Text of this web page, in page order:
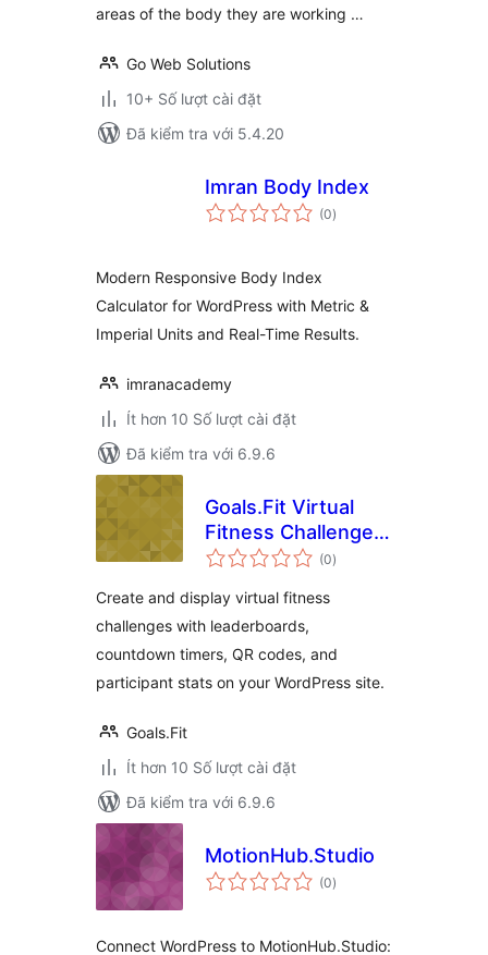
areas of the body they are working …
Go Web Solutions
10+ Số lượt cài đặt
Đã kiểm tra với 5.4.20
Imran Body Index
(0tổng
đánh
)
Modern Responsive Body Index
Calculator for WordPress with Metric &
Imperial Units and Real-Time Results.
imranacademy
Ít hơn 10 Số lượt cài đặt
Đã kiểm tra với 6.9.6
Goals.Fit Virtual
Fitness Challenge
Leaderboard(0tổng
đánh
)
Create and display virtual fitness
challenges with leaderboards,
countdown timers, QR codes, and
participant stats on your WordPress site.
Goals.Fit
Ít hơn 10 Số lượt cài đặt
Đã kiểm tra với 6.9.6
MotionHub.Studio
(0tổng
đánh
)
Connect WordPress to MotionHub.Studio: